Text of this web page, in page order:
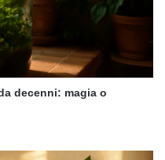
decenni: magia o